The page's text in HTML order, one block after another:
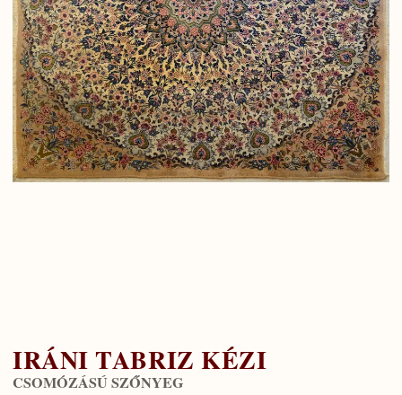
IRÁNI TABRIZ KÉZI
CSOMÓZÁSÚ SZŐNYEG